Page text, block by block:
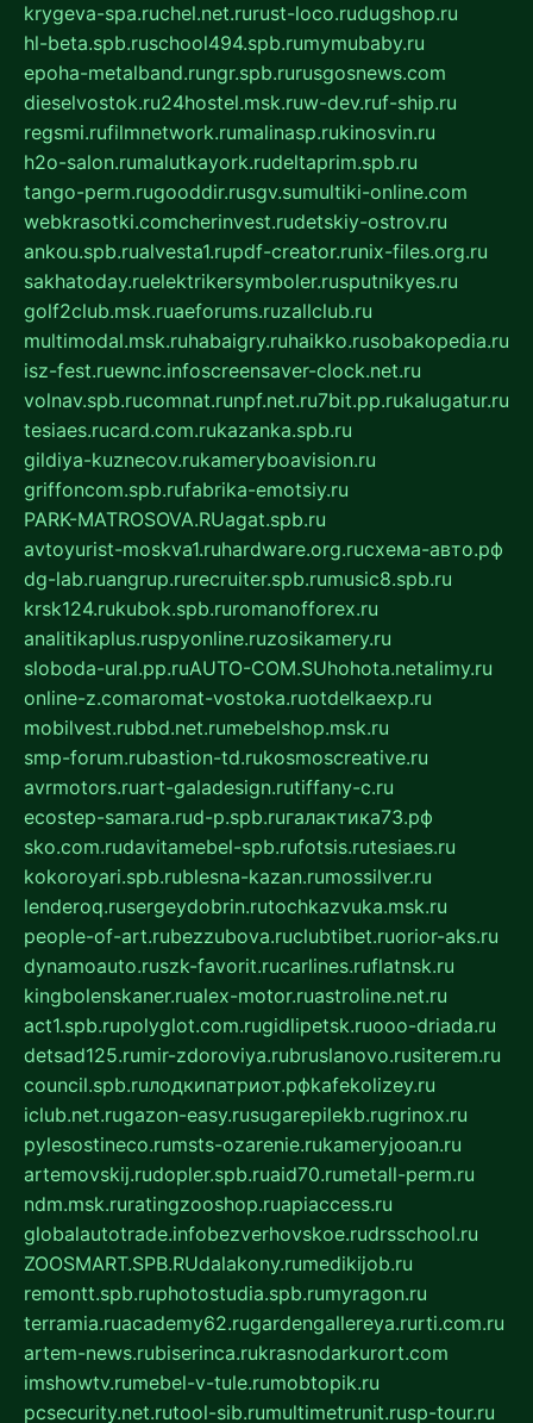
krygeva-spa.ruchel.net.rurust-loco.rudugshop.ru
hl-beta.spb.ruschool494.spb.rumymubaby.ru
epoha-metalband.rungr.spb.rurusgosnews.com
dieselvostok.ru24hostel.msk.ruw-dev.ruf-ship.ru
regsmi.rufilmnetwork.rumalinasp.rukinosvin.ru
h2o-salon.rumalutkayork.rudeltaprim.spb.ru
tango-perm.rugooddir.rusgv.sumultiki-online.com
webkrasotki.comcherinvest.rudetskiy-ostrov.ru
ankou.spb.rualvesta1.rupdf-creator.runix-files.org.ru
sakhatoday.ruelektrikersymboler.rusputnikyes.ru
golf2club.msk.ruaeforums.ruzallclub.ru
multimodal.msk.ruhabaigry.ruhaikko.rusobakopedia.ru
isz-fest.ruewnc.infoscreensaver-clock.net.ru
volnav.spb.rucomnat.runpf.net.ru7bit.pp.rukalugatur.ru
tesiaes.rucard.com.rukazanka.spb.ru
gildiya-kuznecov.rukameryboavision.ru
griffoncom.spb.rufabrika-emotsiy.ru
PARK-MATROSOVA.RUagat.spb.ru
avtoyurist-moskva1.ruhardware.org.ruсхема-авто.рф
dg-lab.ruangrup.rurecruiter.spb.rumusic8.spb.ru
krsk124.rukubok.spb.ruromanofforex.ru
analitikaplus.ruspyonline.ruzosikamery.ru
sloboda-ural.pp.ruAUTO-COM.SUhohota.netalimy.ru
online-z.comaromat-vostoka.ruotdelkaexp.ru
mobilvest.rubbd.net.rumebelshop.msk.ru
smp-forum.rubastion-td.rukosmoscreative.ru
avrmotors.ruart-galadesign.rutiffany-c.ru
ecostep-samara.rud-p.spb.ruгалактика73.рф
sko.com.rudavitamebel-spb.rufotsis.rutesiaes.ru
kokoroyari.spb.rublesna-kazan.rumossilver.ru
lenderoq.rusergeydobrin.rutochkazvuka.msk.ru
people-of-art.rubezzubova.ruclubtibet.ruorior-aks.ru
dynamoauto.ruszk-favorit.rucarlines.ruflatnsk.ru
kingbolenskaner.rualex-motor.ruastroline.net.ru
act1.spb.rupolyglot.com.rugidlipetsk.ruooo-driada.ru
detsad125.rumir-zdoroviya.rubruslanovo.rusiterem.ru
council.spb.ruлодкипатриот.рфkafekolizey.ru
iclub.net.rugazon-easy.rusugarepilekb.rugrinox.ru
pylesostineco.rumsts-ozarenie.rukameryjooan.ru
artemovskij.rudopler.spb.ruaid70.rumetall-perm.ru
ndm.msk.ruratingzooshop.ruapiaccess.ru
globalautotrade.infobezverhovskoe.rudrsschool.ru
ZOOSMART.SPB.RUdalakony.rumedikijob.ru
remontt.spb.ruphotostudia.spb.rumyragon.ru
terramia.ruacademy62.rugardengallereya.rurti.com.ru
artem-news.rubiserinca.rukrasnodarkurort.com
imshowtv.rumebel-v-tule.rumobtopik.ru
pcsecurity.net.rutool-sib.rumultimetrunit.rusp-tour.ru